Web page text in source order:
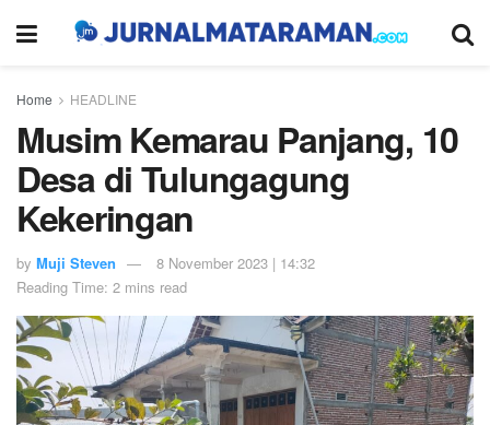
Home HEADLINE
Musim Kemarau Panjang, 10
Desa di Tulungagung
Kekeringan
by Muji Steven
8 November 2023 | 14:32
Reading Time: 2 mins read